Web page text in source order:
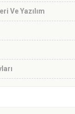
Ve Yazılım